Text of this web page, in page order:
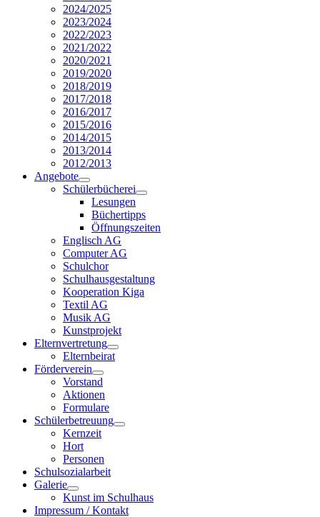
2024/2025
2023/2024
2022/2023
2021/2022
2020/2021
2019/2020
2018/2019
2017/2018
2016/2017
2015/2016
2014/2015
2013/2014
2012/2013
Angebote
Schülerbücherei
Lesungen
Büchertipps
Öffnungszeiten
Englisch AG
Computer AG
Schulchor
Schulhausgestaltung
Kooperation Kiga
Textil AG
Musik AG
Kunstprojekt
Elternvertretung
Elternbeirat
Förderverein
Vorstand
Aktionen
Formulare
Schülerbetreuung
Kernzeit
Hort
Personen
Schulsozialarbeit
Galerie
Kunst im Schulhaus
Impressum / Kontakt